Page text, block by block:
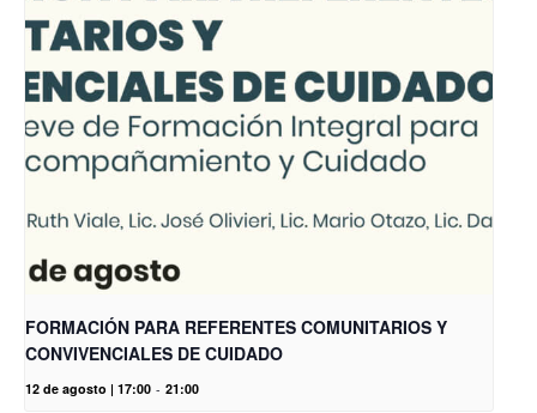
FORMACIÓN PARA REFERENTES COMUNITARIOS Y
CONVIVENCIALES DE CUIDADO
12 de agosto | 17:00 - 21:00